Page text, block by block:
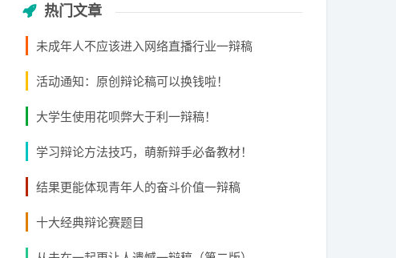
热门文章
未成年人不应该进入网络直播行业一辩稿
活动通知：原创辩论稿可以换钱啦！
大学生使用花呗弊大于利一辩稿！
学习辩论方法技巧，萌新辩手必备教材！
结果更能体现青年人的奋斗价值一辩稿
十大经典辩论赛题目